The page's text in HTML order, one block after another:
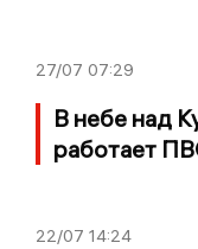
27/07 07:29
В небе над
работает
22/07 14:24